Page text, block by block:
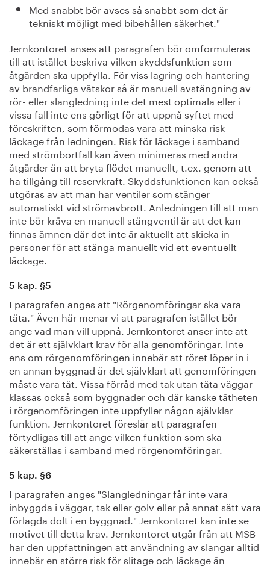
Med snabbt bör avses så snabbt som det är
tekniskt möjligt med bibehållen säkerhet."
Jernkontoret anses att paragrafen bör omformuleras
till att istället beskriva vilken skyddsfunktion som
åtgärden ska uppfylla. För viss lagring och hantering
av brandfarliga vätskor så är manuell avstängning av
rör- eller slangledning inte det mest optimala eller i
vissa fall inte ens görligt för att uppnå syftet med
föreskriften, som förmodas vara att minska risk
läckage från ledningen. Risk för läckage i samband
med strömbortfall kan även minimeras med andra
åtgärder än att bryta flödet manuellt, t.ex. genom att
ha tillgång till reservkraft. Skyddsfunktionen kan också
utgöras av att man har ventiler som stänger
automatiskt vid strömavbrott. Anledningen till att man
inte bör kräva en manuell stängventil är att det kan
finnas ämnen där det inte är aktuellt att skicka in
personer för att stänga manuellt vid ett eventuellt
läckage.
5 kap. §5
I paragrafen anges att "Rörgenomföringar ska vara
täta." Även här menar vi att paragrafen istället bör
ange vad man vill uppnå. Jernkontoret anser inte att
det är ett självklart krav för alla genomföringar. Inte
ens om rörgenomföringen innebär att röret löper in i
en annan byggnad är det självklart att genomföringen
måste vara tät. Vissa förråd med tak utan täta väggar
klassas också som byggnader och där kanske tätheten
i rörgenomföringen inte uppfyller någon självklar
funktion. Jernkontoret föreslår att paragrafen
förtydligas till att ange vilken funktion som ska
säkerställas i samband med rörgenomföringar.
5 kap. §6
I paragrafen anges "Slangledningar får inte vara
inbyggda i väggar, tak eller golv eller på annat sätt vara
förlagda dolt i en byggnad." Jernkontoret kan inte se
motivet till detta krav. Jernkontoret utgår från att MSB
har den uppfattningen att användning av slangar alltid
innebär en större risk för slitage och läckage än